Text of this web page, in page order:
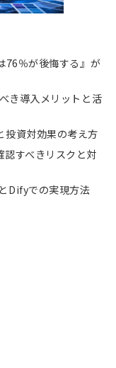
76％が後悔する』が
き導入メリットと活
投資対効果の考え方
すべきリスクと対
Difyでの実現方法